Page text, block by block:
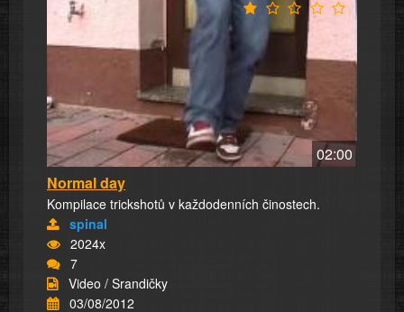
02:00
Normal day
Kompilace trickshotů v každodenních činostech.
spinal
2024x
7
Video / Srandičky
03/08/2012